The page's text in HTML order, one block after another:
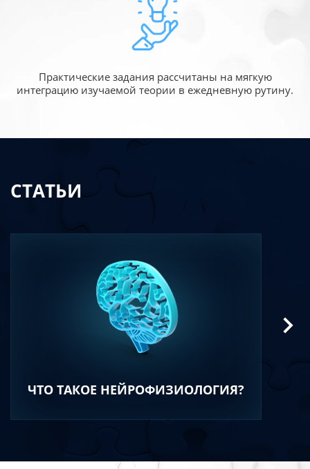
Практические задания рассчитаны на мягкую
интеграцию изучаемой теории в ежедневную рутину.
СТАТЬИ
ЧТО ТАКОЕ НЕЙРОФИЗИОЛОГИЯ?